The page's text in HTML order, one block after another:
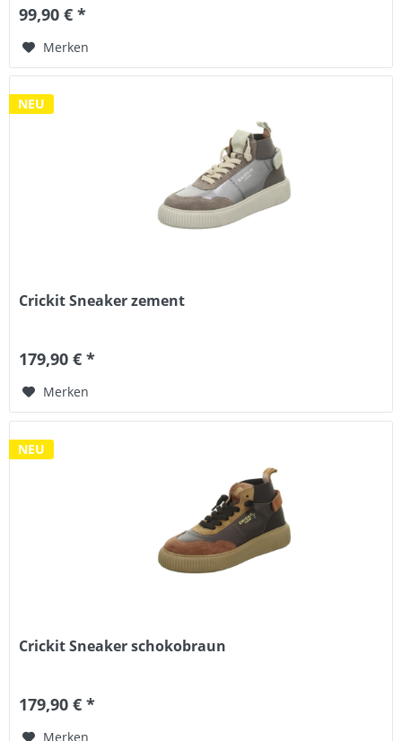
99,90 € *
Merken
NEU
Crickit Sneaker zement
179,90 € *
Merken
NEU
Crickit Sneaker schokobraun
179,90 € *
Merken